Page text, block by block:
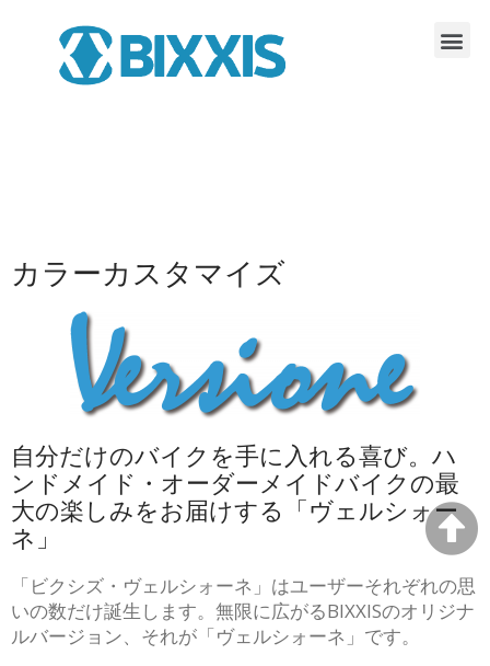
カラーカスタマイズ
自分だけのバイクを手に入れる喜び。ハ
ンドメイド・オーダーメイドバイクの最
大の楽しみをお届けする「ヴェルシォー
ネ」
「ビクシズ・ヴェルシォーネ」はユーザーそれぞれの思
いの数だけ誕生します。無限に広がるBIXXISのオリジナ
ルバージョン、それが「ヴェルシォーネ」です。